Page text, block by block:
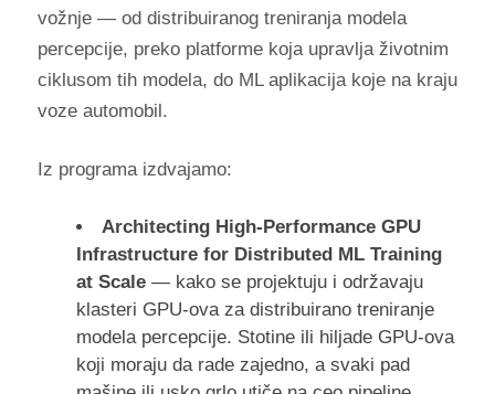
vožnje — od distribuiranog treniranja modela
percepcije, preko platforme koja upravlja životnim
ciklusom tih modela, do ML aplikacija koje na kraju
voze automobil.
Iz programa izdvajamo:
Architecting High-Performance GPU
Infrastructure for Distributed ML Training
at Scale— kako se projektuju i održavaju
klasteri GPU-ova za distribuirano treniranje
modela percepcije. Stotine ili hiljade GPU-ova
koji moraju da rade zajedno, a svaki pad